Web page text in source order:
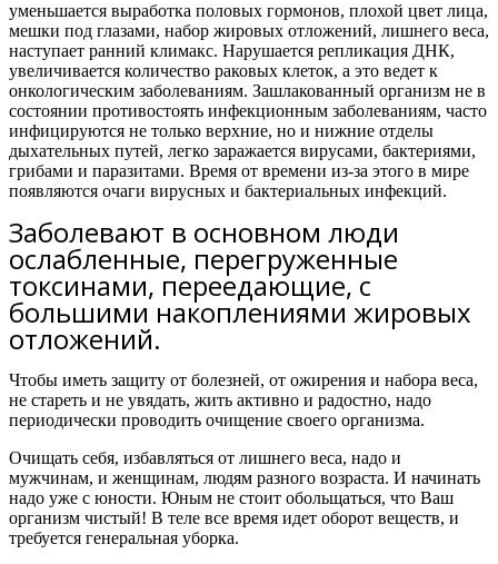
уменьшается выработка половых гормонов, плохой цвет лица,
мешки под глазами, набор жировых отложений, лишнего веса,
наступает ранний климакс. Нарушается репликация ДНК,
увеличивается количество раковых клеток, а это ведет к
онкологическим заболеваниям. Зашлакованный организм не в
состоянии противостоять инфекционным заболеваниям, часто
инфицируются не только верхние, но и нижние отделы
дыхательных путей, легко заражается вирусами, бактериями,
грибами и паразитами. Время от времени из-за этого в мире
появляются очаги вирусных и бактериальных инфекций.
Заболевают в основном люди
ослабленные, перегруженные
токсинами, переедающие, с
большими накоплениями жировых
отложений.
Чтобы иметь защиту от болезней, от ожирения и набора веса,
не стареть и не увядать, жить активно и радостно, надо
периодически проводить очищение своего организма.
Очищать себя, избавляться от лишнего веса, надо и
мужчинам, и женщинам, людям разного возраста. И начинать
надо уже с юности. Юным не стоит обольщаться, что Ваш
организм чистый! В теле все время идет оборот веществ, и
требуется генеральная уборка.